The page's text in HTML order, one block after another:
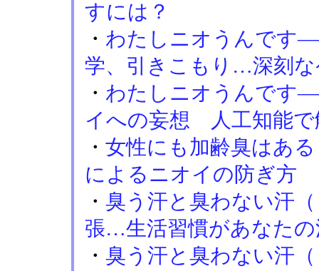
すには？
・ わたしニオうんです
学、引きこもり…深刻
・ わたしニオうんです
イへの妄想 人工知能で
・ 女性にも加齢臭はあ
によるニオイの防ぎ方
・ 臭う汗と臭わない汗
張…生活習慣があなた
・ 臭う汗と臭わない汗